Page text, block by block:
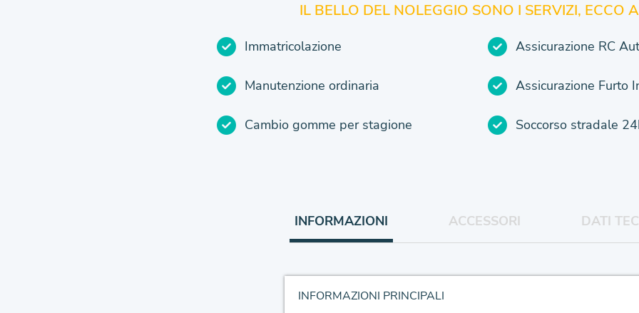
IL BELLO DEL NOLEGGIO SONO I SERVIZI, ECCO
Immatricolazione
Manutenzione ordinaria
Cambio gomme per stagione
Assicurazione RC
Assicurazione Furto
Soccorso stradale
INFORMAZIONI ACCESSORI DATI
INFORMAZIONI PRINCIPALI